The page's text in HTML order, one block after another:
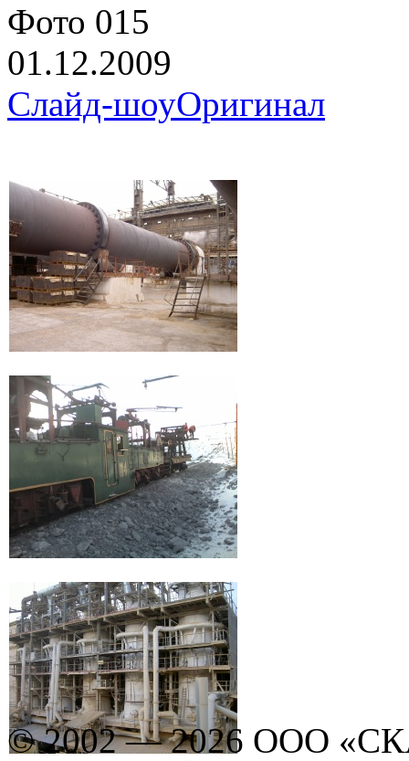
Фото 015
01.12.2009
Слайд-шоуОригинал
© 2002 — 2026 ООО